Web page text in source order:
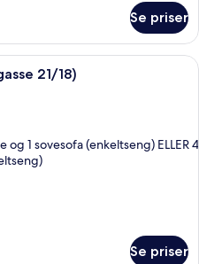
Se priser
En moderne stue med et glas
21/18)
1 sovesofa (enkeltseng) ELLER 4
Se priser